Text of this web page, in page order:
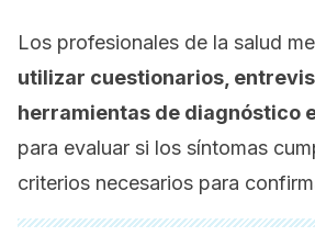
Los profesionales de la salud
utilizar cuestionarios,
herramientas de diagnóstico
para evaluar si los síntomas
criterios necesarios para